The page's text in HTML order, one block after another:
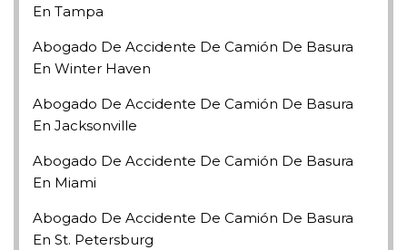
En Tampa
Abogado De Accidente De Camión De Basura
En Winter Haven
Abogado De Accidente De Camión De Basura
En Jacksonville
Abogado De Accidente De Camión De Basura
En Miami
Abogado De Accidente De Camión De Basura
En St. Petersburg